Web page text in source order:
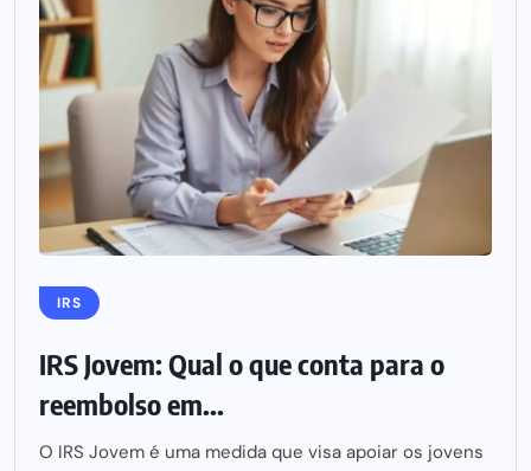
IRS
IRS Jovem: Qual o que conta para o
reembolso em...
O IRS Jovem é uma medida que visa apoiar os jovens